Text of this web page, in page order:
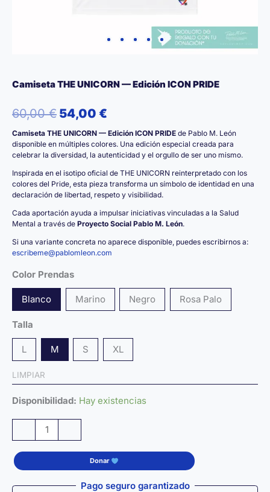
Camiseta THE UNICORN — Edición ICON PRIDE
60,00€ El
precio
original
era:
60,00 €.
54,00 €
precio
actual
es:
54,00 €.
Camiseta THE UNICORN — Edición ICON PRIDE de Pablo M. León
disponible en múltiples colores. Una edición especial creada para
celebrar la diversidad, la autenticidad y el orgullo de ser uno mismo.
Inspirada en el isotipo oficial de THE UNICORN reinterpretado con los
colores del Pride, esta pieza transforma un símbolo de identidad en una
declaración de libertad, respeto y visibilidad.
Cada aportación ayuda a impulsar iniciativas vinculadas a la Salud
Mental a través de Proyecto Social Pablo M. León.
Si una variante concreta no aparece disponible, puedes escribirnos a:
escribeme@pablomleon.com
Color Prendas
Blanco Marino Negro Rosa Palo
Talla
L M S XL
LIMPIAR
Disponibilidad: Hay existencias
Camiseta
THE
UNICORN
—
Edición
Donar
Pago seguro garantizado